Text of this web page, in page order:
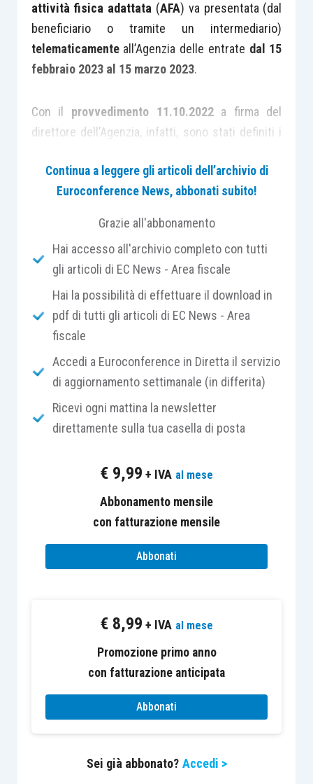
attività fisica adattata (AFA) va presentata (dal
beneficiario o tramite un intermediario)
telematicamenteall’Agenzia delle entrate dal 15
febbraio 2023 al 15 marzo 2023.
Con il provvedimento 11.10.2022a firma del
direttore dell’Agenzia, infatti, sono stati definiti i
contenutodella richiesta, e sono stati approvati il
modelloda utilizzare e le relativeistruzioni
Il tax creditin esame è stato introdotto
articolo 1,comma 737, L. 234/2021
bilancio 2022), mentre le relativedisposizioni
attuativesono state dettate dal decreto
Ministro dell’economia e delle finanze
2022.
Hanno diritto all’agevolazione le
che, dal 1° gennaio 2022 al 31 dicembre 2022,
sostengono spese documentate per lo
articolo 2,comma 1,lettera
Quest’ultima disposizione, in particolare,
stabilisce che per attività fisica adattata si
l’integrazione professionale e organizzativa tra
medici di medicina generale (MMG), pediatri di
libera scelta (PLS) e medici specialisti e calibrate in
cui sono destinati, che hanno
supervisione di un professionista dotato di
Continua a leggere gli articoli dell’archivio di
Euroconference News, abbonati subito!
Grazie all'abbonamento
Hai accesso all'archivio completo con tutti
gli articoli di EC News - Area fiscale
Hai la possibilità di effettuare il download in
pdf di tutti gli articoli di EC News - Area
fiscale
Accedi a Euroconference in Diretta il servizio
di aggiornamento settimanale (in differita)
Ricevi ogni mattina la newsletter
direttamente sulla tua casella di posta
€ 9,99 + IVA al mese
Abbonamento mensile
con fatturazione mensile
Abbonati
€ 8,99 + IVA al mese
Promozione primo anno
con fatturazione anticipata
Abbonati
Sei già abbonato? Accedi >